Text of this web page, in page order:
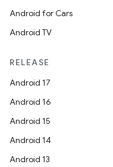
Android for Cars
Android TV
RELEASE
Android 17
Android 16
Android 15
Android 14
Android 13